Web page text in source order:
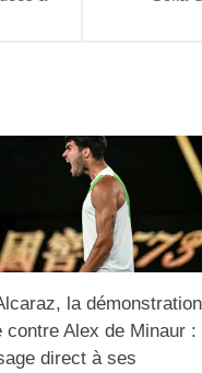
la démonstration
contre Alex de Minaur :
direct à ses